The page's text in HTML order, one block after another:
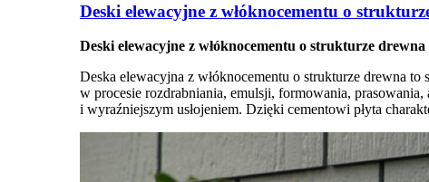
Deski elewacyjne z włóknocementu o
Deski elewacyjne z włóknocementu o strukturze drewna
Deska elewacyjna z włóknocementu o strukturze drewna
w procesie rozdrabniania, emulsji, formowania,
i wyraźniejszym usłojeniem. Dzięki cementowi płyta